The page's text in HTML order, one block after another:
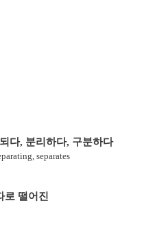
다, 분리하다, 구분하다
separates
로 떨어진